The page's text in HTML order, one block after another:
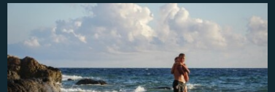
ВІДЕОУРОКИ «ELIFBE»
СВІДЧЕННЯ ОКУПАЦІЇ
УКРАЇНСЬКА ПРОБЛЕМА КРИМУ
ІНФОГРАФІКА
Qırımtatar
ДОЛУЧАЙСЯ!